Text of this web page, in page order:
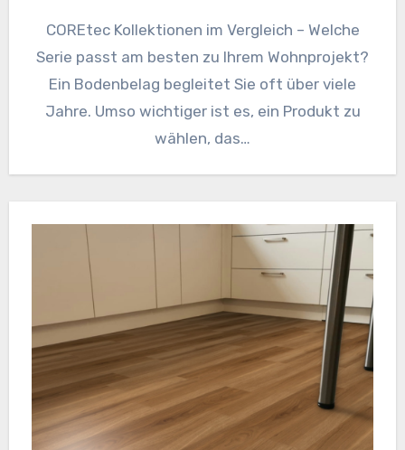
COREtec Kollektionen im Vergleich – Welche
Serie passt am besten zu Ihrem Wohnprojekt?
Ein Bodenbelag begleitet Sie oft über viele
Jahre. Umso wichtiger ist es, ein Produkt zu
wählen, das…